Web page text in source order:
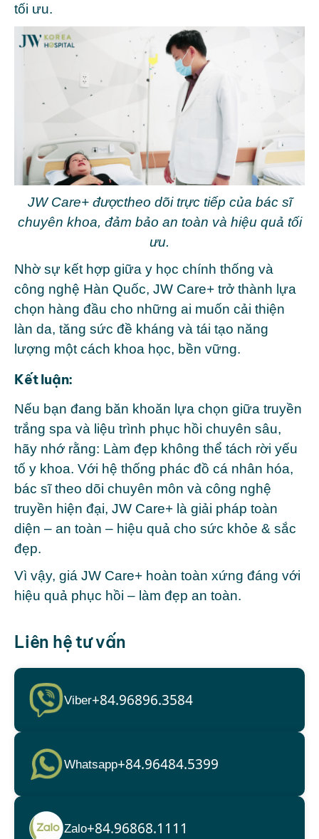
tối ưu.
JW Care+ đượctheo dõi trực tiếp của bác sĩ
chuyên khoa, đảm bảo an toàn và hiệu quả tối
ưu.
Nhờ sự kết hợp giữa y học chính thống và
công nghệ Hàn Quốc, JW Care+ trở thành lựa
chọn hàng đầu cho những ai muốn cải thiện
làn da, tăng sức đề kháng và tái tạo năng
lượng một cách khoa học, bền vững.
Kết luận:
Nếu bạn đang băn khoăn lựa chọn giữa truyền
trắng spa và liệu trình phục hồi chuyên sâu,
hãy nhớ rằng: Làm đẹp không thể tách rời yếu
tố y khoa. Với hệ thống phác đồ cá nhân hóa,
bác sĩ theo dõi chuyên môn và công nghệ
truyền hiện đại, JW Care+ là giải pháp toàn
diện – an toàn – hiệu quả cho sức khỏe & sắc
đẹp.
Vì vậy, giá JW Care+ hoàn toàn xứng đáng với
hiệu quả phục hồi – làm đẹp an toàn.
Liên hệ tư vấn
Viber+84.96896.3584
Whatsapp+84.96484.5399
Zalo+84.96868.1111